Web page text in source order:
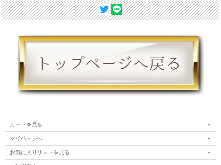
カートを見る
マイページへ
お気に入りリストを見る